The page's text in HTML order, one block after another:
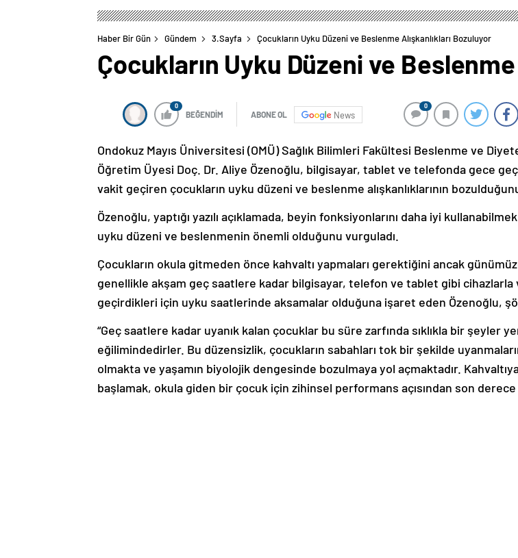
Haber Bir Gün Gündem 3.Sayfa Çocukların Uyku Düzeni ve Beslenme Alışkanlıkları Bozuluyor
Çocukların Uyku Düzeni ve
0
BEĞENDİM ABONE OL News
0
Ondokuz Mayıs Üniversitesi (OMÜ) Sağlık Bilimleri Fakültesi Beslenme ve
Öğretim Üyesi Doç. Dr. Aliye Özenoğlu, bilgisayar, tablet ve telefonda gece
vakit geçiren çocukların uyku düzeni ve beslenme alışkanlıklarının
Özenoğlu, yaptığı yazılı açıklamada, beyin fonksiyonlarını daha iyi
uyku düzeni ve beslenmenin önemli olduğunu vurguladı.
Çocukların okula gitmeden önce kahvaltı yapmaları gerektiğini ancak
genellikle akşam geç saatlere kadar bilgisayar, telefon ve tablet gibi cihazlarla
geçirdikleri için uyku saatlerinde aksamalar olduğuna işaret eden Özenoğlu,
“Geç saatlere kadar uyanık kalan çocuklar bu süre zarfında sıklıkla bir şeyler
eğilimindedirler. Bu düzensizlik, çocukların sabahları tok bir şekilde
olmakta ve yaşamın biyolojik dengesinde bozulmaya yol açmaktadır.
başlamak, okula giden bir çocuk için zihinsel performans açısından son